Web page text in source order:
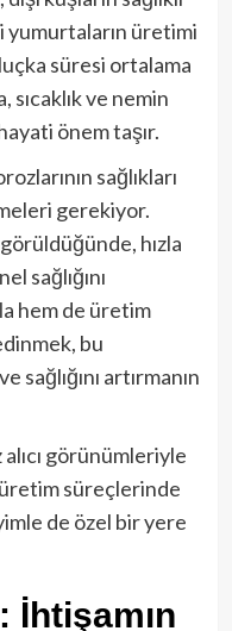
yumurtaların üretimi
süresi ortalama
sıcaklık ve nemin
önem taşır.
sağlıkları
gerekiyor.
hızla
sağlığını
hem de üretim
bu
artırmanın
görünümleriyle
üretim süreçlerinde
de özel bir yere
İhtişamın